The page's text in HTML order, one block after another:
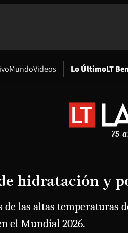
MundoVideos Lo ÚltimoLT
75
hidratación y
las altas temperaturas
el Mundial 2026.